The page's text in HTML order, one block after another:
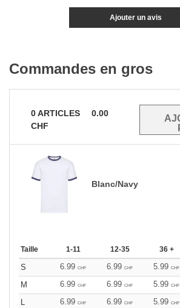
Ajouter un avis
Commandes en gros
0ARTICLES
0.00
CHF
Blanc/Navy
Taille 1-11 12-35 36 +
S 6.99 CHF 6.99 CHF 5.99 CHF
M
6.99 CHF 6.99 CHF 5.99 CHF
L
6.99 CHF 6.99 CHF 5.99 CHF